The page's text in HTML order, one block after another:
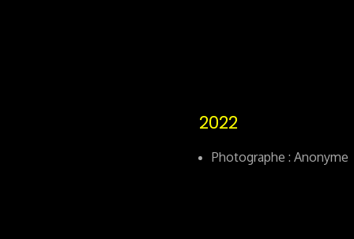
2022
Photographe : Anonyme